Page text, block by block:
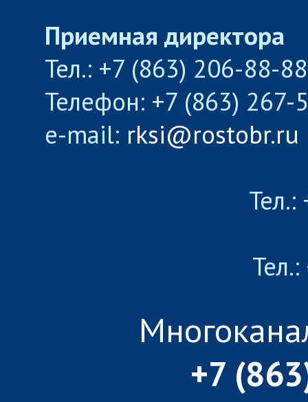
Приемная директора
Тел.: +7 (863) 206-88-
Телефон: +7 (863) 267-
e-mail: rksi@rostobr.ru
+7